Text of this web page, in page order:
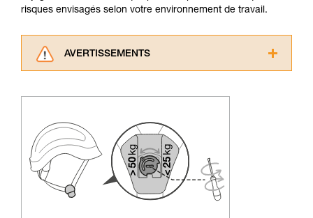
risques envisagés selon votre environnement de travail.
AVERTISSEMENTS
informations de la notice technique pour
pouvoir comprendre ce complément
d’informations.
Maîtriser ces techniques nécessite une
formation et un entraînement spécifique. Validez
avec un professionnel votre capacité à refaire